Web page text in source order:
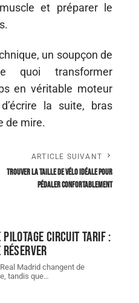
et préparer le
un soupçon de
quoi transformer
en véritable moteur
la suite, bras
de mire.
ARTICLE SUIVANT
Trouver la taille de vélo idéale pour
pédaler confortablement
pilotage circuit tarif :
réserver
Madrid changent de
tandis que…